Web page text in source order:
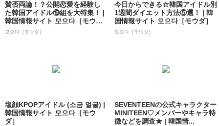
賛否両論！？公開恋愛を経験し
た韓国アイドル⑲組を大特集！ |
韓国情報サイト 모으다［モウ
ダ］
모으다［モウダ］
今日からできる☆韓国アイドル別
1週間ダイエット方法⑤選！ | 韓
国情報サイト 모으다［モウダ］
모으다［モウダ］
塩顔KPOPアイドル (소금 얼굴) |
韓国情報サイト 모으다［モウ
ダ］
SEVENTEENの公式キャラクター
MINITEEN♡メンバーやキャラ特
徴などを調査★ | 韓国情...